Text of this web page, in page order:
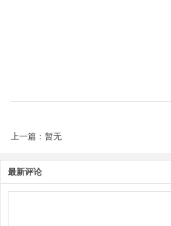
上一篇：暂无
最新评论